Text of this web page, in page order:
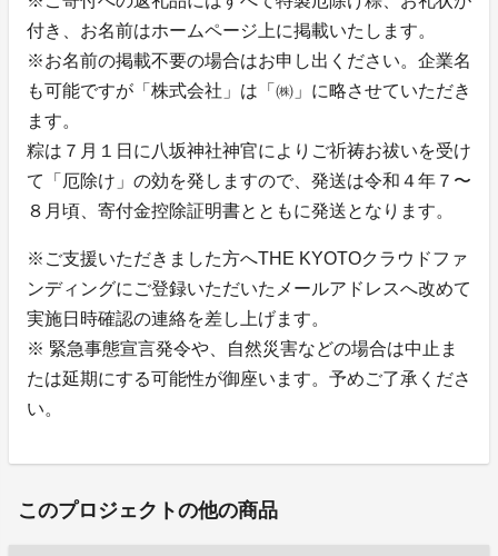
付き、お名前はホームページ上に掲載いたします。
※お名前の掲載不要の場合はお申し出ください。企業名
も可能ですが「株式会社」は「㈱」に略させていただき
ます。
粽は７月１日に八坂神社神官によりご祈祷お祓いを受け
て「厄除け」の効を発しますので、発送は令和４年７〜
８月頃、寄付金控除証明書とともに発送となります。
※ご支援いただきました方へTHE KYOTOクラウドファ
ンディングにご登録いただいたメールアドレスへ改めて
実施日時確認の連絡を差し上げます。
※ 緊急事態宣言発令や、自然災害などの場合は中止ま
たは延期にする可能性が御座います。予めご了承くださ
い。
このプロジェクトの他の商品